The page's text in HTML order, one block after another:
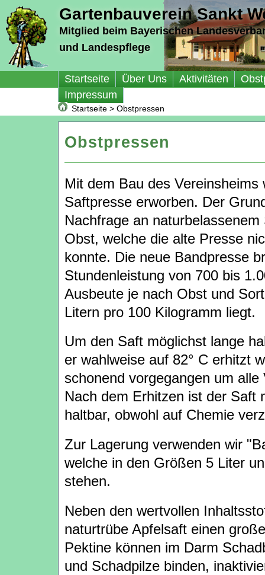
Gartenbauverein Sankt
Mitglied beim Bayerischen
und Landespflege
Startseite Über Uns Aktivitäten
Impressum
Startseite > Obstpressen
Obstpressen
Mit dem Bau des Vereinsheims
Saftpresse erworben. Der
Nachfrage an
Obst, welche die alte Presse
konnte. Die neue Bandpresse
Stundenleistung von 700 bis
Ausbeute je nach Obst und
Litern pro 100 Kilogramm liegt.
Um den Saft möglichst lange
er wahlweise auf 82° C erhitzt
schonend vorgegangen um
Nach dem Erhitzen ist der Saft
haltbar, obwohl auf Chemie
Zur Lagerung verwenden wir
welche in den Größen 5 Liter
stehen.
Neben den wertvollen
naturtrübe Apfelsaft einen
Pektine können im Darm
und Schadpilze binden,